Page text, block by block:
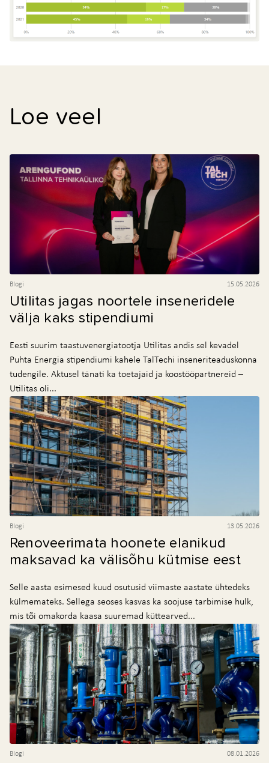
Loe veel
Blogi 15.05.2026
Utilitas jagas noortele inseneridele
välja kaks stipendiumi
Eesti suurim taastuvenergiatootja Utilitas andis sel kevadel
Puhta Energia stipendiumi kahele TalTechi inseneriteaduskonna
tudengile. Aktusel tänati ka toetajaid ja koostööpartnereid –
Utilitas oli...
Blogi 13.05.2026
Renoveerimata hoonete elanikud
maksavad ka välisõhu kütmise eest
Selle aasta esimesed kuud osutusid viimaste aastate ühtedeks
külmemateks. Sellega seoses kasvas ka soojuse tarbimise hulk,
mis tõi omakorda kaasa suuremad küttearved...
Blogi 08.01.2026